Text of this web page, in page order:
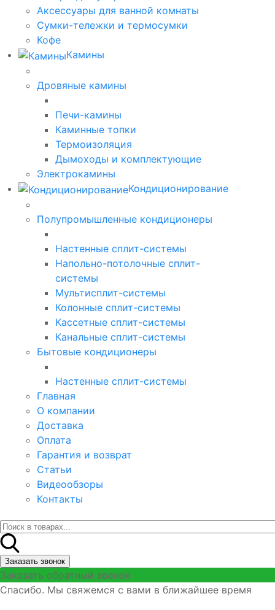
Аксессуары для ванной комнаты
Сумки-тележки и термосумки
Кофе
Камины
Дровяные камины
Печи-камины
Каминные топки
Термоизоляция
Дымоходы и комплектующие
Электрокамины
Кондиционирование
Полупромышленные кондиционеры
Настенные сплит-системы
Напольно-потолочные сплит-
системы
Мультисплит-системы
Колонные сплит-системы
Кассетные сплит-системы
Канальные сплит-системы
Бытовые кондиционеры
Настенные сплит-системы
Главная
О компании
Доставка
Оплата
Гарантия и возврат
Статьи
Видеообзоры
Контакты
Заказать звонок
Заказать обратный звонок
Спасибо. Мы свяжемся с вами в ближайшее время